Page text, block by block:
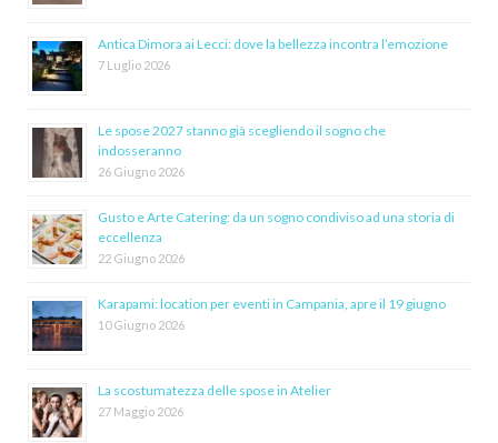
Antica Dimora ai Lecci: dove la bellezza incontra l’emozione
7 Luglio 2026
Le spose 2027 stanno già scegliendo il sogno che
indosseranno
26 Giugno 2026
Gusto e Arte Catering: da un sogno condiviso ad una storia di
eccellenza
22 Giugno 2026
Karapami: location per eventi in Campania, apre il 19 giugno
10 Giugno 2026
La scostumatezza delle spose in Atelier
27 Maggio 2026